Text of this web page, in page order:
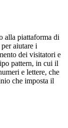
alla piattaforma di
aiutare i
dei visitatori e
pattern, in cui il
e lettere, che
che imposta il